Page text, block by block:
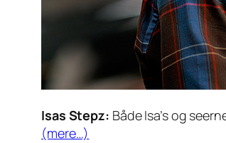
Isas Stepz: Både Isa’s og
(mere…)